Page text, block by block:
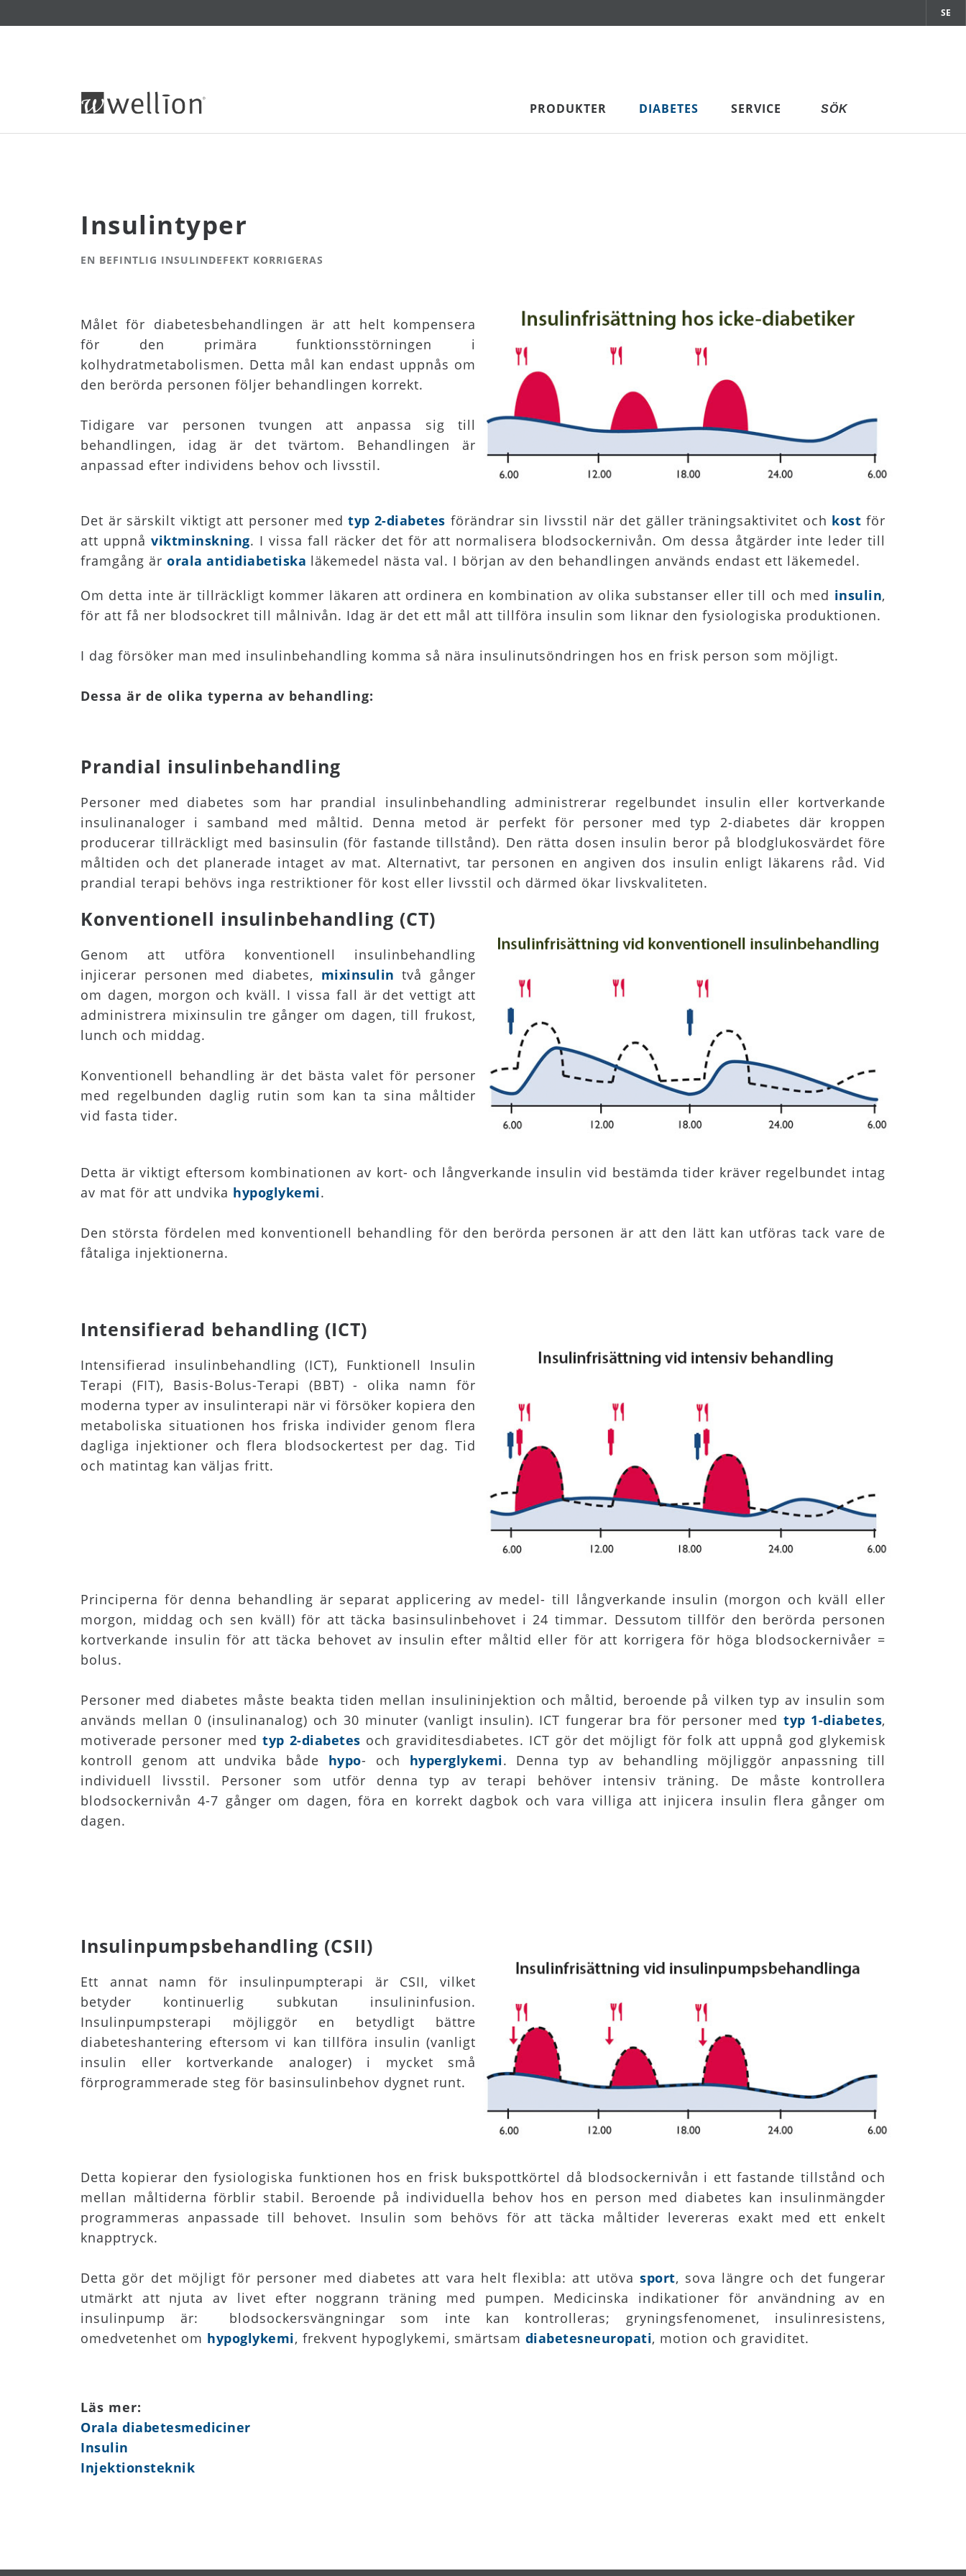
SE
PRODUKTER DIABETES SERVICE
Insulintyper
EN BEFINTLIG INSULINDEFEKT KORRIGERAS
Målet för diabetesbehandlingen är att helt kompensera
för den primära funktionsstörningen i
kolhydratmetabolismen. Detta mål kan endast uppnås om
den berörda personen följer behandlingen korrekt.
Tidigare var personen tvungen att anpassa sig till
behandlingen, idag är det tvärtom. Behandlingen är
anpassad efter individens behov och livsstil.
Det är särskilt viktigt att personer medtyp 2-diabetes förändrar sin livsstil när det gäller träningsaktivitet och kost för
att uppnåviktminskning. I vissa fall räcker det för att normalisera blodsockernivån. Om dessa åtgärder inte leder till
framgång är orala antidiabetiska läkemedel nästa val. I början av den behandlingen används endast ett läkemedel.
Om detta inte är tillräckligt kommer läkaren att ordinera en kombination av olika substanser eller till och med insulin,
för att få ner blodsockret till målnivån. Idag är det ett mål att tillföra insulin som liknar den fysiologiska produktionen.
I dag försöker man med insulinbehandling komma så nära insulinutsöndringen hos en frisk person som möjligt.
Dessa är de olika typerna av behandling:
Prandial insulinbehandling
Personer med diabetes som har prandial insulinbehandling administrerar regelbundet insulin eller kortverkande
insulinanaloger i samband med måltid. Denna metod är perfekt för personer med typ 2-diabetes där kroppen
producerar tillräckligt med basinsulin (för fastande tillstånd). Den rätta dosen insulin beror på blodglukosvärdet före
måltiden och det planerade intaget av mat. Alternativt, tar personen en angiven dos insulin enligt läkarens råd. Vid
prandial terapi behövs inga restriktioner för kost eller livsstil och därmed ökar livskvaliteten.
Konventionell insulinbehandling (CT)
Genom att utföra konventionell insulinbehandling
injicerar personen med diabetes, mixinsulin två gånger
om dagen, morgon och kväll. I vissa fall är det vettigt att
administrera mixinsulin tre gånger om dagen, till frukost,
lunch och middag.
Konventionell behandling är det bästa valet för personer
med regelbunden daglig rutin som kan ta sina måltider
vid fasta tider.
Detta är viktigt eftersom kombinationen av kort- och långverkande insulin vid bestämda tider kräver regelbundet intag
av mat för att undvika hypoglykemi.
Den största fördelen med konventionell behandling för den berörda personen är att den lätt kan utföras tack vare de
fåtaliga injektionerna.
Intensifierad behandling (ICT)
Intensifierad insulinbehandling (ICT), Funktionell Insulin
Terapi (FIT), Basis-Bolus-Terapi (BBT) - olika namn för
moderna typer av insulinterapi när vi försöker kopiera den
metaboliska situationen hos friska individer genom flera
dagliga injektioner och flera blodsockertest per dag. Tid
och matintag kan väljas fritt.
Principerna för denna behandling är separat applicering av medel- till långverkande insulin (morgon och kväll eller
morgon, middag och sen kväll) för att täcka basinsulinbehovet i 24 timmar. Dessutom tillför den berörda personen
kortverkande insulin för att täcka behovet av insulin efter måltid eller för att korrigera för höga blodsockernivåer =
bolus.
Personer med diabetes måste beakta tiden mellan insulininjektion och måltid, beroende på vilken typ av insulin som
används mellan 0 (insulinanalog) och 30 minuter (vanligt insulin). ICT fungerar bra för personer medtyp 1-diabetes,
motiverade personer medtyp 2-diabetes och graviditesdiabetes. ICT gör det möjligt för folk att uppnå god glykemisk
kontroll genom att undvika både hypo- och hyperglykemi. Denna typ av behandling möjliggör anpassning till
individuell livsstil. Personer som utför denna typ av terapi behöver intensiv träning. De måste kontrollera
blodsockernivån 4-7 gånger om dagen, föra en korrekt dagbok och vara villiga att injicera insulin flera gånger om
dagen.
Insulinpumpsbehandling (CSII)
Ett annat namn för insulinpumpterapi är CSII, vilket
betyder kontinuerlig subkutan insulininfusion.
Insulinpumpsterapi möjliggör en betydligt bättre
diabeteshantering eftersom vi kan tillföra insulin (vanligt
insulin eller kortverkande analoger) i mycket små
förprogrammerade steg för basinsulinbehov dygnet runt.
Detta kopierar den fysiologiska funktionen hos en frisk bukspottkörtel då blodsockernivån i ett fastande tillstånd och
mellan måltiderna förblir stabil. Beroende på individuella behov hos en person med diabetes kan insulinmängder
programmeras anpassade till behovet. Insulin som behövs för att täcka måltider levereras exakt med ett enkelt
knapptryck.
Detta gör det möjligt för personer med diabetes att vara helt flexibla: att utövasport, sova längre och det fungerar
utmärkt att njuta av livet efter noggrann träning med pumpen. Medicinska indikationer för användning av en
insulinpump är: blodsockersvängningar som inte kan kontrolleras; gryningsfenomenet, insulinresistens,
omedvetenhet om hypoglykemi, frekvent hypoglykemi, smärtsam diabetesneuropati, motion och graviditet.
Läs mer:
Orala diabetesmediciner
Insulin
Injektionsteknik